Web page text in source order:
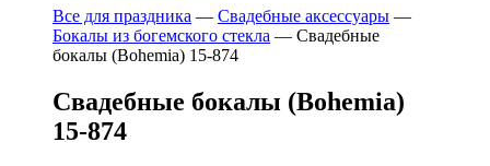
Все для праздника — Свадебные аксессуары —
Бокалы из богемского стекла — Свадебные
бокалы (Bohemia) 15-874
Свадебные бокалы (Bohemia)
15-874